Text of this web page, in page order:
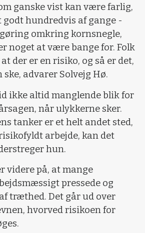
ganske vist kan være farlig,
godt hundredvis af gange -
omkring kornsnegle,
noget at være bange for. Folk
der er en risiko, og så er det,
advarer Solvejg Hø.
ikke altid manglende blik for
når ulykkerne sker.
tanker er et helt andet sted,
arbejde, kan det
hun.
videre på, at mange
pressede og
træthed. Det går ud over
hvorved risikoen for